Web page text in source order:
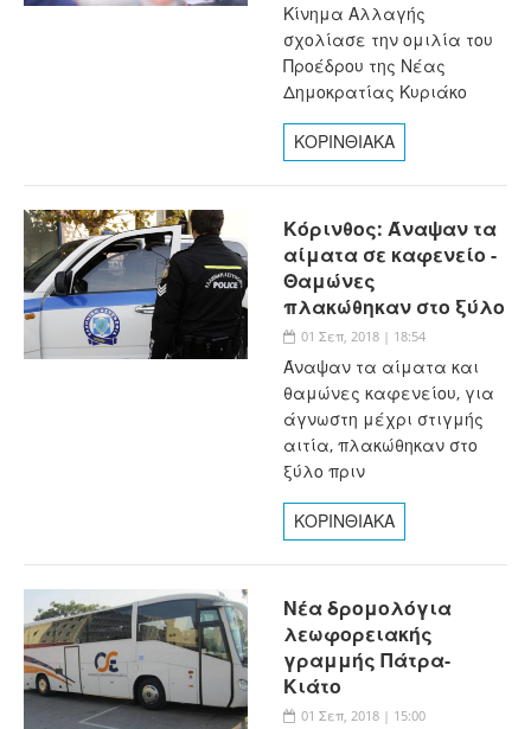
Κίνημα Αλλαγής
σχολίασε την ομιλία του
Προέδρου της Νέας
Δημοκρατίας Κυριάκο
ΚΟΡΙΝΘΙΑΚΑ
Κόρινθος: Άναψαν τα
αίματα σε καφενείο -
Θαμώνες
πλακώθηκαν στο ξύλο
01 Σεπ, 2018 | 18:54
Άναψαν τα αίματα και
θαμώνες καφενείου, για
άγνωστη μέχρι στιγμής
αιτία, πλακώθηκαν στο
ξύλο πριν
ΚΟΡΙΝΘΙΑΚΑ
Νέα δρομολόγια
λεωφορειακής
γραμμής Πάτρα-
Κιάτο
01 Σεπ, 2018 | 15:00